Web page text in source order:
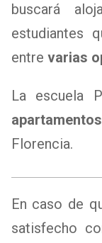
buscará
estudiantes
entre varias
La escuela
Florencia.
En caso de
satisfecho